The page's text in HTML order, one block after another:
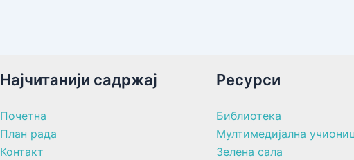
Најчитанији садржај
Почетна
План рада
Контакт
Ресурси
Библиотека
Мултимедијална
Зелена сала